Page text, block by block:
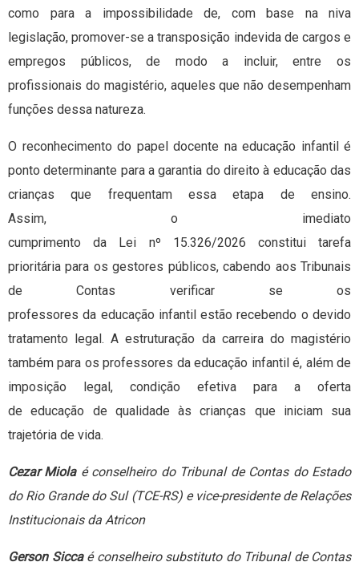
como para a impossibilidade de, com base na niva
legislação, promover-se a transposição indevida de cargos e
empregos públicos, de modo a incluir, entre os
profissionais do magistério, aqueles que não desempenham
funções dessa natureza.
O reconhecimento do papel docente na educação infantil é
ponto determinante para a garantia do direito à educação das
crianças que frequentam essa etapa de ensino.
Assim, o imediato
cumprimento da Lei nº 15.326/2026 constitui tarefa
prioritária para os gestores públicos, cabendo aos Tribunais
de Contas verificar se os
professores da educação infantil estão recebendo o devido
tratamento legal. A estruturação da carreira do magistério
também para os professores da educação infantil é, além de
imposição legal, condição efetiva para a oferta
de educação de qualidade às crianças que iniciam sua
trajetória de vida.
Cezar Miolaé conselheiro do Tribunal de Contas do Estado
do Rio Grande do Sul (TCE-RS) e vice-presidente de Relações
Institucionais da Atricon
Gerson Siccaé conselheiro substituto do Tribunal de Contas